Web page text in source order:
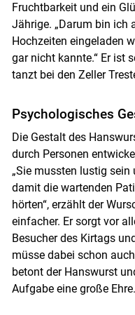
Fruchtbarkeit und ein
Jährige. „Darum bin ich
Hochzeiten eingeladen
gar nicht kannte.“ Er ist
tanzt bei den Zeller
Psychologisches
Die Gestalt des
durch Personen
„Sie mussten lustig
damit die wartenden
hörten“, erzählt der
einfacher. Er sorgt vor
Besucher des Kirtags
müsse dabei schon
betont der Hanswurst
Aufgabe eine große